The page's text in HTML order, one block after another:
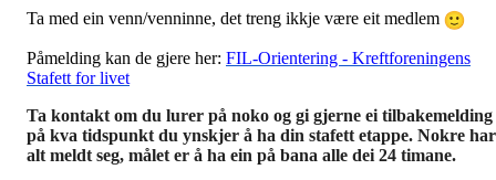
Ta med ein venn/venninne, det treng ikkje være eit medlem
Påmelding kan de gjere her: FIL-Orientering - Kreftforeningens
Stafett for livet
Ta kontakt om du lurer på noko og gi gjerne ei tilbakemelding
på kva tidspunkt du ynskjer å ha din stafett etappe. Nokre har
alt meldt seg, målet er å ha ein på bana alle dei 24 timane.